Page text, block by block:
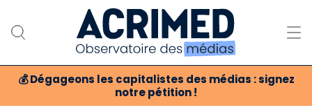
💰 Dégageons les capitalistes des médias : signez
notre pétition !
Notre association